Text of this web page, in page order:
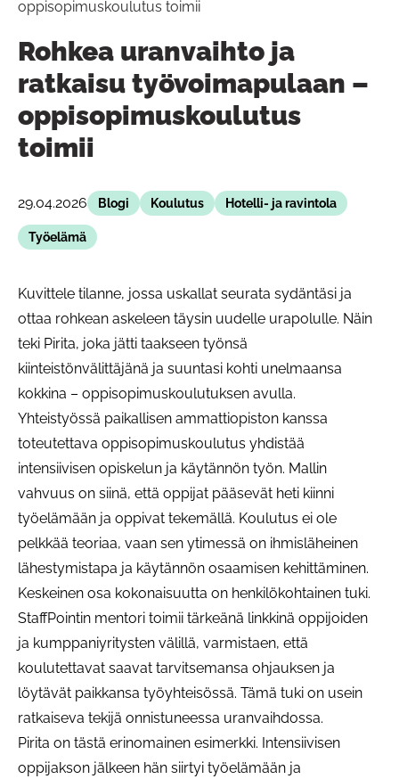
oppisopimuskoulutus toimii
Rohkea uranvaihto ja
ratkaisu työvoimapulaan –
oppisopimuskoulutus
toimii
29.04.2026 Blogi Koulutus Hotelli- ja ravintola
Työelämä
Kuvittele tilanne, jossa uskallat seurata sydäntäsi ja
ottaa rohkean askeleen täysin uudelle urapolulle. Näin
teki Pirita, joka jätti taakseen työnsä
kiinteistönvälittäjänä ja suuntasi kohti unelmaansa
kokkina – oppisopimuskoulutuksen avulla.
Yhteistyössä paikallisen ammattiopiston kanssa
toteutettava oppisopimuskoulutus yhdistää
intensiivisen opiskelun ja käytännön työn. Mallin
vahvuus on siinä, että oppijat pääsevät heti kiinni
työelämään ja oppivat tekemällä. Koulutus ei ole
pelkkää teoriaa, vaan sen ytimessä on ihmisläheinen
lähestymistapa ja käytännön osaamisen kehittäminen.
Keskeinen osa kokonaisuutta on henkilökohtainen tuki.
StaffPointin mentori toimii tärkeänä linkkinä oppijoiden
ja kumppaniyritysten välillä, varmistaen, että
koulutettavat saavat tarvitsemansa ohjauksen ja
löytävät paikkansa työyhteisössä. Tämä tuki on usein
ratkaiseva tekijä onnistuneessa uranvaihdossa.
Pirita on tästä erinomainen esimerkki. Intensiivisen
oppijakson jälkeen hän siirtyi työelämään ja